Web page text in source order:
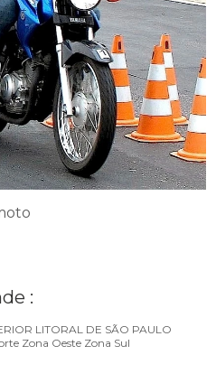
:
LITORAL DE SÃO PAULO
Zona Oeste Zona Sul